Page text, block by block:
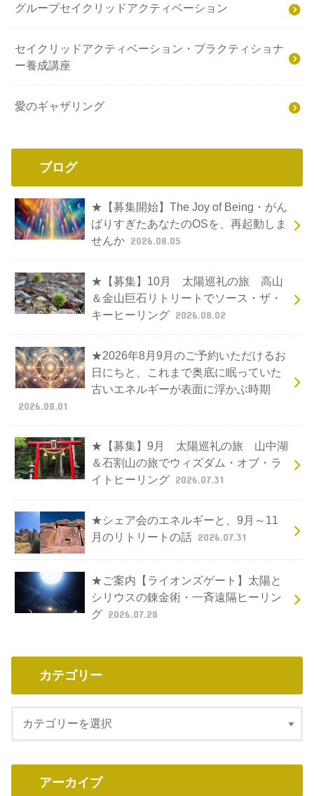
グループセイクリッドアクティベーション
セイクリッドアクティベーション・プラクティショナ
ー養成講座
愛のギャザリング
ブログ
★【募集開始】The Joy of Being・がん
ばりすぎたあなたのOSを、再起動しま
せんか 2026.08.05
★【募集】10月 太陽巡礼の旅 高山
＆金山巨石リトリートでソース・ザ・
キーヒーリング 2026.08.02
★2026年8月9月のご予約いただけるお
日にちと、これまで奥底に眠っていた
古いエネルギーが表面に浮かぶ時期
2026.08.01
★【募集】9月 太陽巡礼の旅 山中湖
＆石割山の旅でウィズダム・オブ・ラ
イトヒーリング 2026.07.31
★シェア会のエネルギーと、9月～11
月のリトリートの話 2026.07.31
★ご案内【ライオンズゲート】太陽と
シリウスの錬金術・一斉遠隔ヒーリン
グ 2026.07.28
カテゴリー
アーカイブ